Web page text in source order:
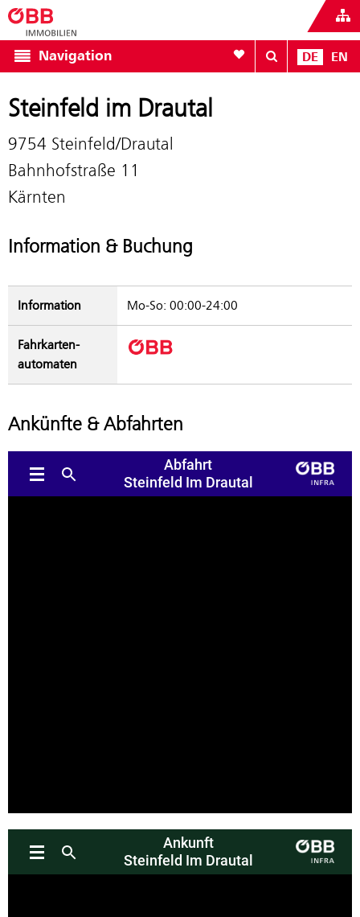
Navigation Zur Favoritenliste
DE EN
Steinfeld im Drautal
9754 Steinfeld/Drautal
Bahnhofstraße 11
Kärnten
Information & Buchung
Information Mo-So: 00:00-24:00
Fahrkarten­
automaten
Ankünfte & Abfahrten